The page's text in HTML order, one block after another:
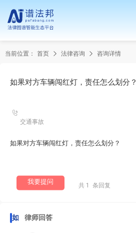
当前位置： 首页 法律咨询 咨询详情
如果对方车辆闯红灯，责任怎么划分？
交通事故
如果对方车辆闯红灯，责任怎么划分？
我要提问 共 1 条回复
律师回答